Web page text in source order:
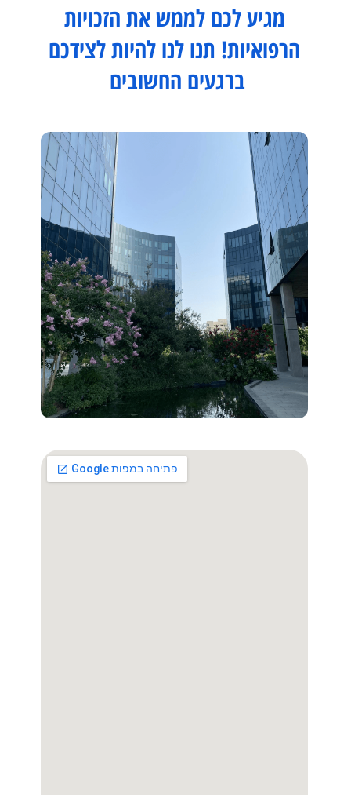
מגיע לכם לממש את הזכויות
הרפואיות! תנו לנו להיות לצידכם
ברגעים החשובים